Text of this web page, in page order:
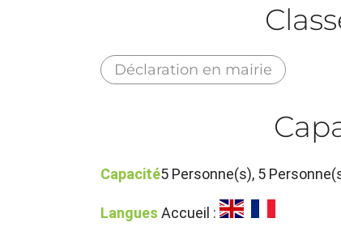
Déclaration en mairie
Capacité5 Personne(s), 5
Langues Accueil :